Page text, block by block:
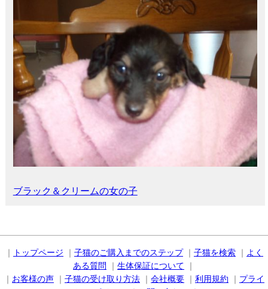
ブラック＆クリームの女の子
トップページ 子猫のご購入までのステップ｜ 子猫を検索
よく
ある質問
生体保証について
お客様の声 子猫の受け取り方法 会社概要 利用規約
プライ